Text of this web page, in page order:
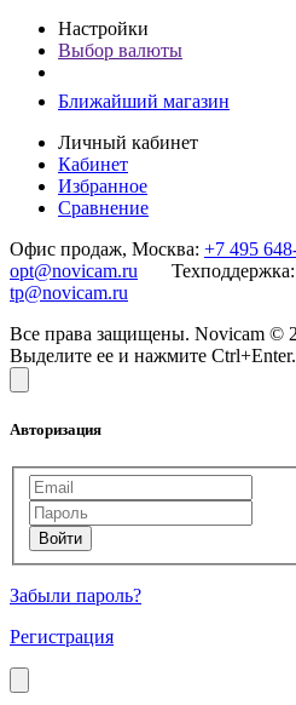
Настройки
Выбор валюты
Ближайший магазин
Личный кабинет
Кабинет
Избранное
Сравнение
Офис продаж, Москва: +7 495
opt@novicam.ru Техподдержка:
tp@novicam.ru
Все права защищены. Novicam ©
Выделите ее и нажмите Ctrl+Enter.
Авторизация
Забыли пароль?
Регистрация